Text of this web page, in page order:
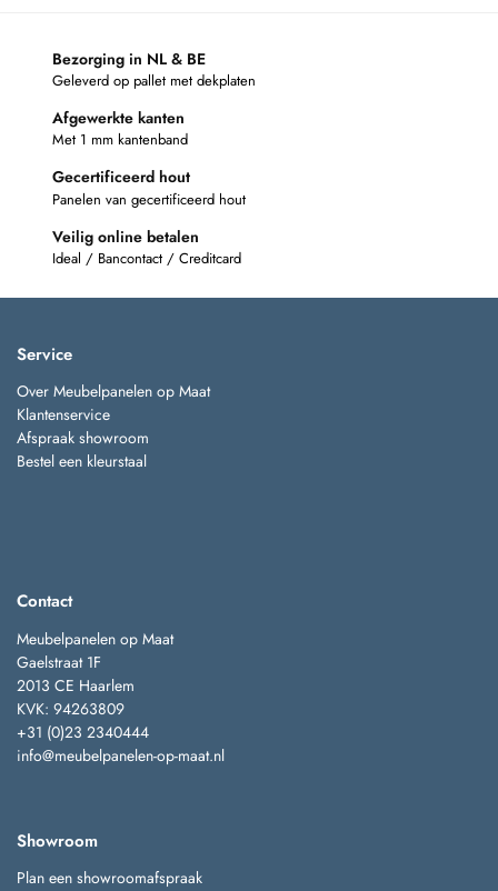
Bezorging in NL & BE
Geleverd op pallet met dekplaten
Afgewerkte kanten
Met 1 mm kantenband
Gecertificeerd hout
Panelen van gecertificeerd hout
Veilig online betalen
Ideal / Bancontact / Creditcard
Service
Over Meubelpanelen op Maat
Klantenservice
Afspraak showroom
Bestel een kleurstaal
Contact
Meubelpanelen op Maat
Gaelstraat 1F
2013 CE Haarlem
KVK: 94263809
+31 (0)23 2340444
info@meubelpanelen-op-maat.nl
Showroom
Plan een showroomafspraak